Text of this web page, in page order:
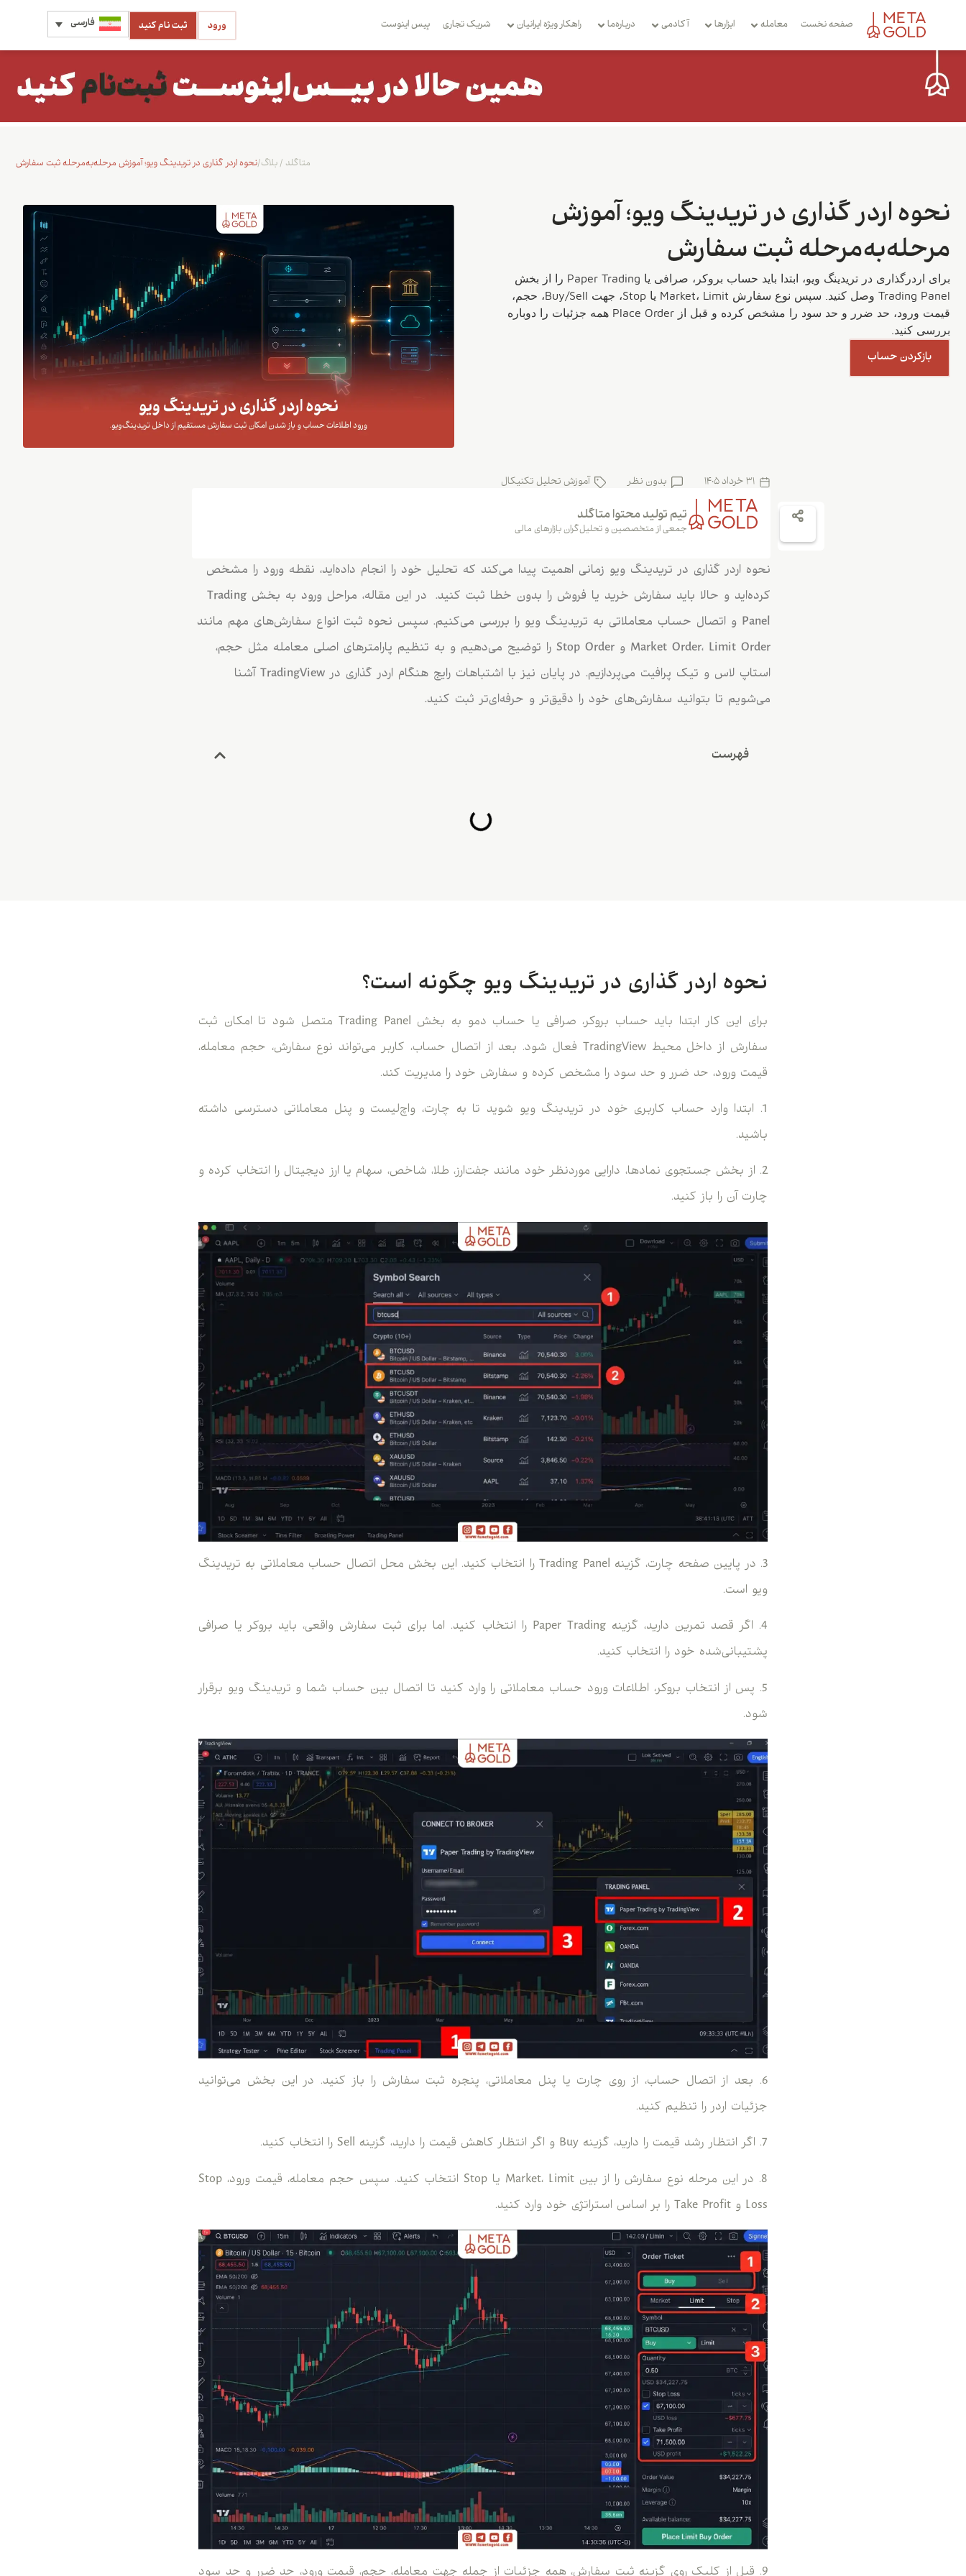
صفحه نخست معامله ابزارها آکادمی درباره‌ما راهکار ویژه ایرانیان شریک تجاری بِیس اینوست فارسی ثبت نام کنید ورود
نحوه اردر گذاری در تریدینگ ویو؛ آموزش مرحله‌به‌مرحله ثبت سفارش متاگلد /بلاگ/
نحوه اردر گذاری در تریدینگ ویو؛ آموزش
مرحله‌به‌مرحله ثبت سفارش
برای اردرگذاری در تریدینگ ویو، ابتدا باید حساب بروکر، صرافی یا Paper Trading را از بخش
Trading Panel وصل کنید. سپس نوع سفارش Market، Limit یا Stop، جهت Buy/Sell، حجم،
قیمت ورود، حد ضرر و حد سود را مشخص کرده و قبل از Place Order همه جزئیات را دوباره
بررسی کنید.
بازکردن حساب
31 خرداد 1405 بدون نظر آموزش تحلیل تکنیکال
تیم تولید محتوا متاگلد
جمعی از متخصصین و تحلیل‌گران بازارهای مالی
نحوه اردر گذاری در تریدینگ ویو زمانی اهمیت پیدا می‌کند که تحلیل خود را انجام داده‌اید، نقطه ورود را مشخص
کرده‌اید و حالا باید سفارش خرید یا فروش را بدون خطا ثبت کنید. در این مقاله، مراحل ورود به بخش Trading
Panel و اتصال حساب معاملاتی به تریدینگ ویو را بررسی می‌کنیم. سپس نحوه ثبت انواع سفارش‌های مهم مانند
Market Order، Limit Order و Stop Order را توضیح می‌دهیم و به تنظیم پارامترهای اصلی معامله مثل حجم،
استاپ لاس و تیک پرافیت می‌پردازیم. در پایان نیز با اشتباهات رایج هنگام اردر گذاری در TradingView آشنا
می‌شویم تا بتوانید سفارش‌های خود را دقیق‌تر و حرفه‌ای‌تر ثبت کنید.
فهرست
نحوه اردر گذاری در تریدینگ ویو چگونه است؟
برای این کار ابتدا باید حساب بروکر، صرافی یا حساب دمو به بخش Trading Panel متصل شود تا امکان ثبت
سفارش از داخل محیط TradingView فعال شود. بعد از اتصال حساب، کاربر می‌تواند نوع سفارش، حجم معامله،
قیمت ورود، حد ضرر و حد سود را مشخص کرده و سفارش خود را مدیریت کند.
1. ابتدا وارد حساب کاربری خود در تریدینگ ویو شوید تا به چارت، واچ‌لیست و پنل معاملاتی دسترسی داشته
باشید.
2. از بخش جستجوی نمادها، دارایی موردنظر خود مانند جفت‌ارز، طلا، شاخص، سهام یا ارز دیجیتال را انتخاب کرده و
چارت آن را باز کنید.
3. در پایین صفحه چارت، گزینه Trading Panel را انتخاب کنید. این بخش محل اتصال حساب معاملاتی به تریدینگ
ویو است.
4. اگر قصد تمرین دارید، گزینه Paper Trading را انتخاب کنید. اما برای ثبت سفارش واقعی، باید بروکر یا صرافی
پشتیبانی‌شده خود را انتخاب کنید.
5. پس از انتخاب بروکر، اطلاعات ورود حساب معاملاتی را وارد کنید تا اتصال بین حساب شما و تریدینگ ویو برقرار
شود.
6. بعد از اتصال حساب، از روی چارت یا پنل معاملاتی، پنجره ثبت سفارش را باز کنید. در این بخش می‌توانید
جزئیات اردر را تنظیم کنید.
7. اگر انتظار رشد قیمت را دارید، گزینه Buy و اگر انتظار کاهش قیمت را دارید، گزینه Sell را انتخاب کنید.
8. در این مرحله نوع سفارش را از بین Market، Limit یا Stop انتخاب کنید. سپس حجم معامله، قیمت ورود، Stop
Loss و Take Profit را بر اساس استراتژی خود وارد کنید.
9. قبل از کلیک روی گزینه ثبت سفارش، همه جزئیات از جمله جهت معامله، حجم، قیمت ورود، حد ضرر و حد سود